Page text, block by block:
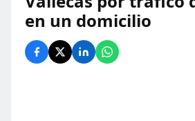
en un domicilio